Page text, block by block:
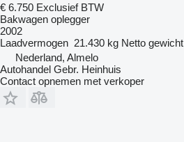
€ 6.750 Exclusief BTW
Bakwagen oplegger
2002
Laadvermogen 21.430 kg Netto gewicht
Nederland, Almelo
Autohandel Gebr. Heinhuis
Contact opnemen met verkoper